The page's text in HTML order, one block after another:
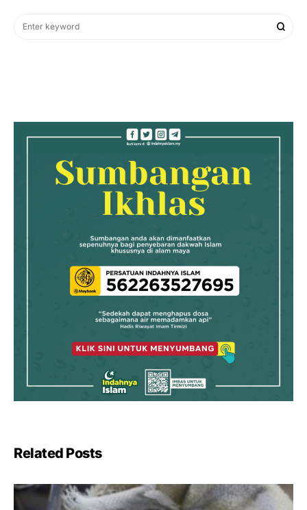
Related Posts